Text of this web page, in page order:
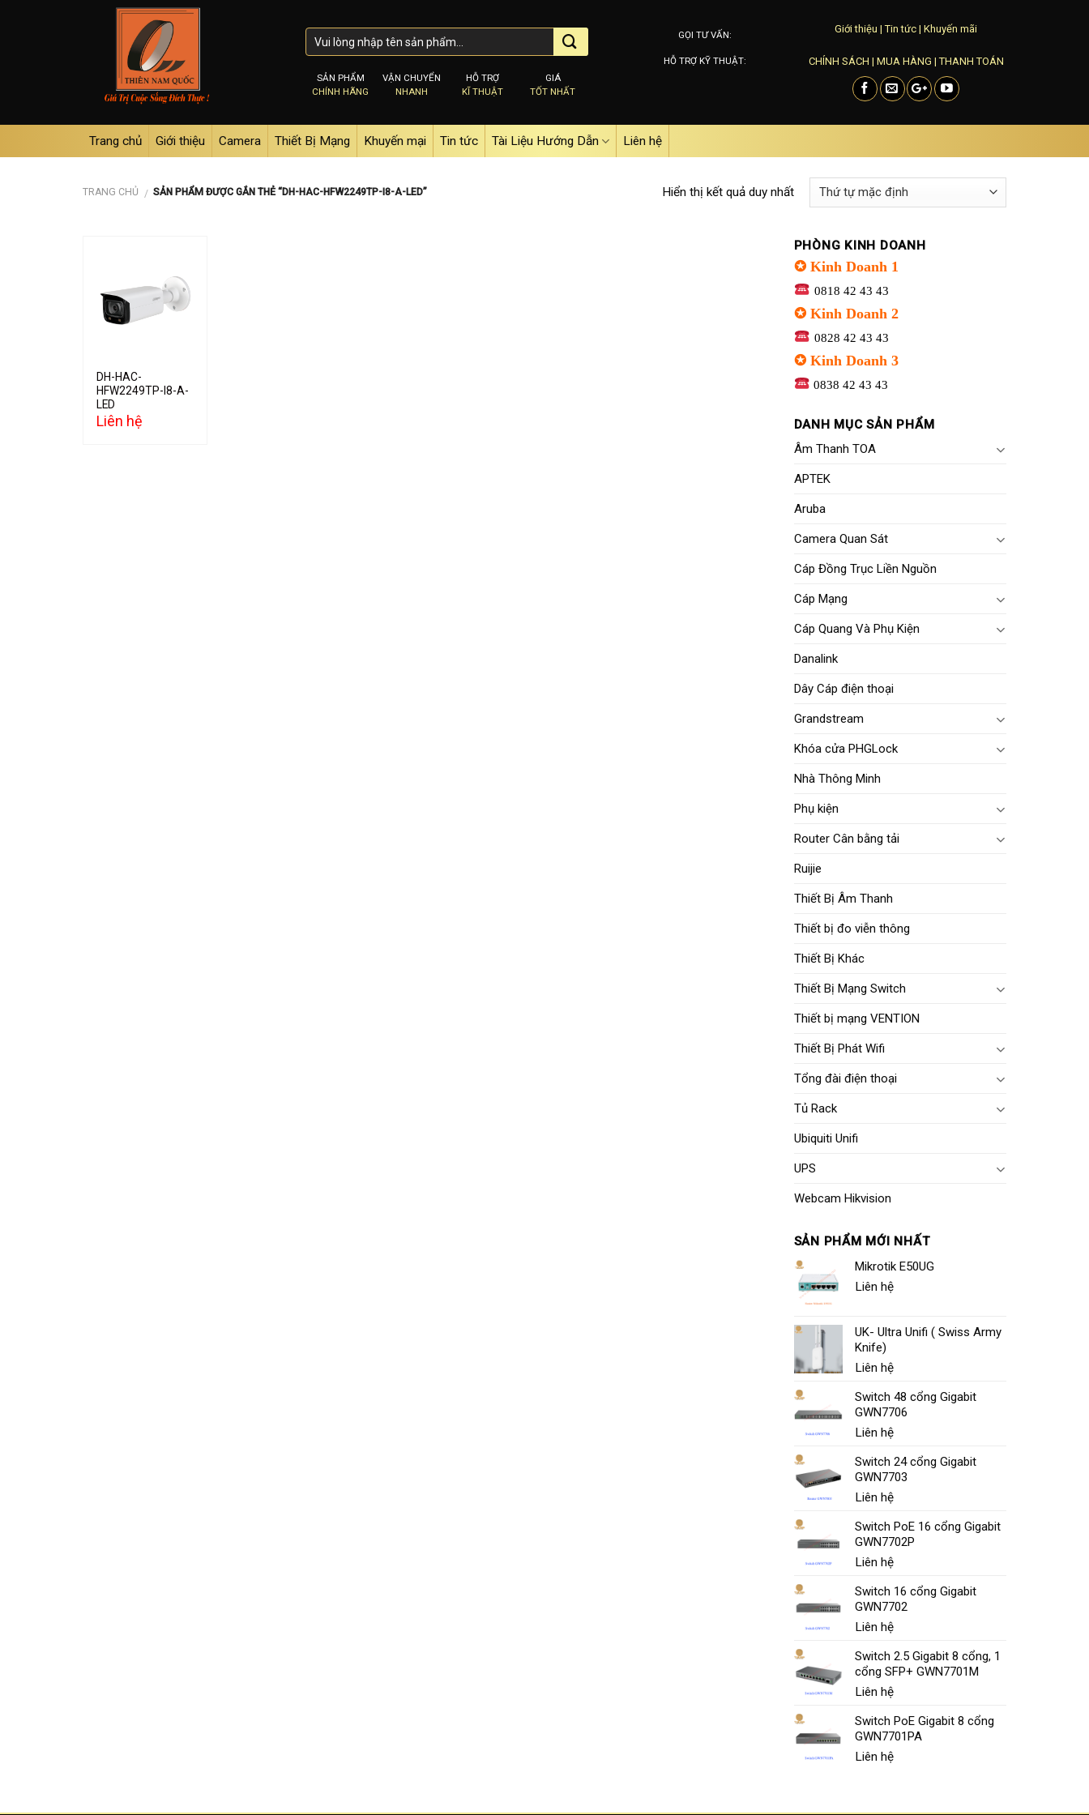
SẢN PHẨM
CHÍNH HÃNG
VẬN CHUYỂN
NHANH
HỖ TRỢ
KĨ THUẬT
GIÁ
TỐT NHẤT
GỌI TƯ VẤN:
HỖ TRỢ KỸ THUẬT:
Giới thiệu |Tin tức | Khuyến mãi
CHÍNH SÁCH | MUA HÀNG |THANH TOÁN
Trang chủ Giới thiệu Camera Thiết Bị Mạng Khuyến mại Tin tức Tài Liệu Hướng Dẫn Liên hệ
TRANG CHỦ / SẢN PHẨM ĐƯỢC GẮN THẺ “DH-HAC-HFW2249TP-I8-A-LED” Hiển thị kết quả duy nhất
Add to
DH-HAC-
HFW2249TP-I8-A-
LED
Liên hệ
PHÒNG KINH DOANH
✪ Kinh Doanh 1
0818 42 43 43
✪ Kinh Doanh 2
0828 42 43 43
✪ Kinh Doanh 3
0838 42 43 43
DANH MỤC SẢN PHẨM
Âm Thanh TOA
APTEK
Aruba
Camera Quan Sát
Cáp Đồng Trục Liền Nguồn
Cáp Mạng
Cáp Quang Và Phụ Kiện
Danalink
Dây Cáp điện thoại
Grandstream
Khóa cửa PHGLock
Nhà Thông Minh
Phụ kiện
Router Cân bằng tải
Ruijie
Thiết Bị Âm Thanh
Thiết bị đo viễn thông
Thiết Bị Khác
Thiết Bị Mạng Switch
Thiết bị mạng VENTION
Thiết Bị Phát Wifi
Tổng đài điện thoại
Tủ Rack
Ubiquiti Unifi
UPS
Webcam Hikvision
SẢN PHẨM MỚI NHẤT
Mikrotik E50UG
Liên hệ
UK- Ultra Unifi ( Swiss Army
Knife)
Liên hệ
Switch 48 cổng Gigabit
GWN7706
Liên hệ
Switch 24 cổng Gigabit
GWN7703
Liên hệ
Switch PoE 16 cổng Gigabit
GWN7702P
Liên hệ
Switch 16 cổng Gigabit
GWN7702
Liên hệ
Switch 2.5 Gigabit 8 cổng, 1
cổng SFP+ GWN7701M
Liên hệ
Switch PoE Gigabit 8 cổng
GWN7701PA
Liên hệ